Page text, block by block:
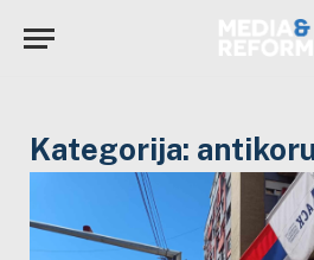
Kategorija: